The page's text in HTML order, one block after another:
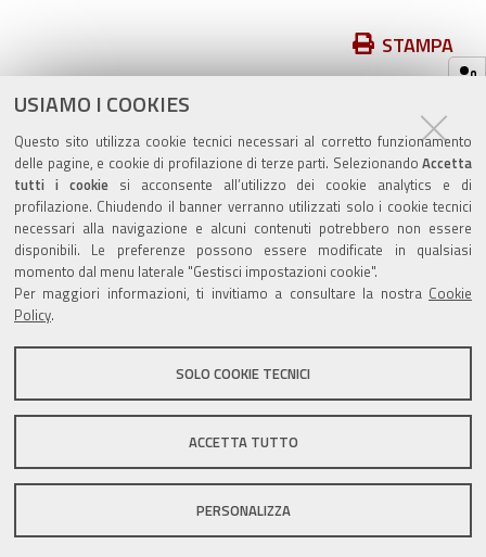
USIAMO I COOKIES
Questo sito utilizza cookie tecnici necessari al corretto funzionamento
delle pagine, e cookie di profilazione di terze parti. Selezionando Accetta
tutti i cookiesi acconsente all’utilizzo dei cookie analytics e di
profilazione. Chiudendo il banner verranno utilizzati solo i cookie tecnici
necessari alla navigazione e alcuni contenuti potrebbero non essere
disponibili. Le preferenze possono essere modificate in qualsiasi
momento dal menu laterale "Gestisci impostazioni cookie".
Per maggiori informazioni, ti invitiamo a consultare la nostra Cookie
Policy.
SOLO COOKIE TECNICI
ACCETTA TUTTO
PERSONALIZZA
sul
documento
STAMPA
ultima modifica
Valuta questo sito
Sito istituzionale Comune di Zola Predosa
Privacy policy|DPO|Accessibilità